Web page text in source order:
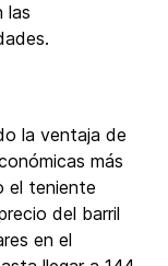
las
la ventaja de
más
el teniente
del barril
en el